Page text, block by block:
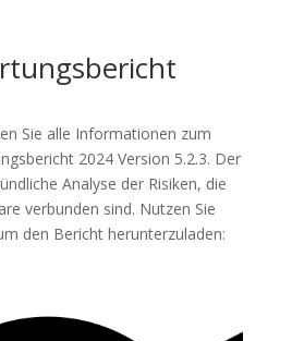
Sie alle Informationen zum
2024 Version 5.2.3. Der
Analyse der Risiken, die
verbunden sind. Nutzen Sie
den Bericht herunterzuladen: